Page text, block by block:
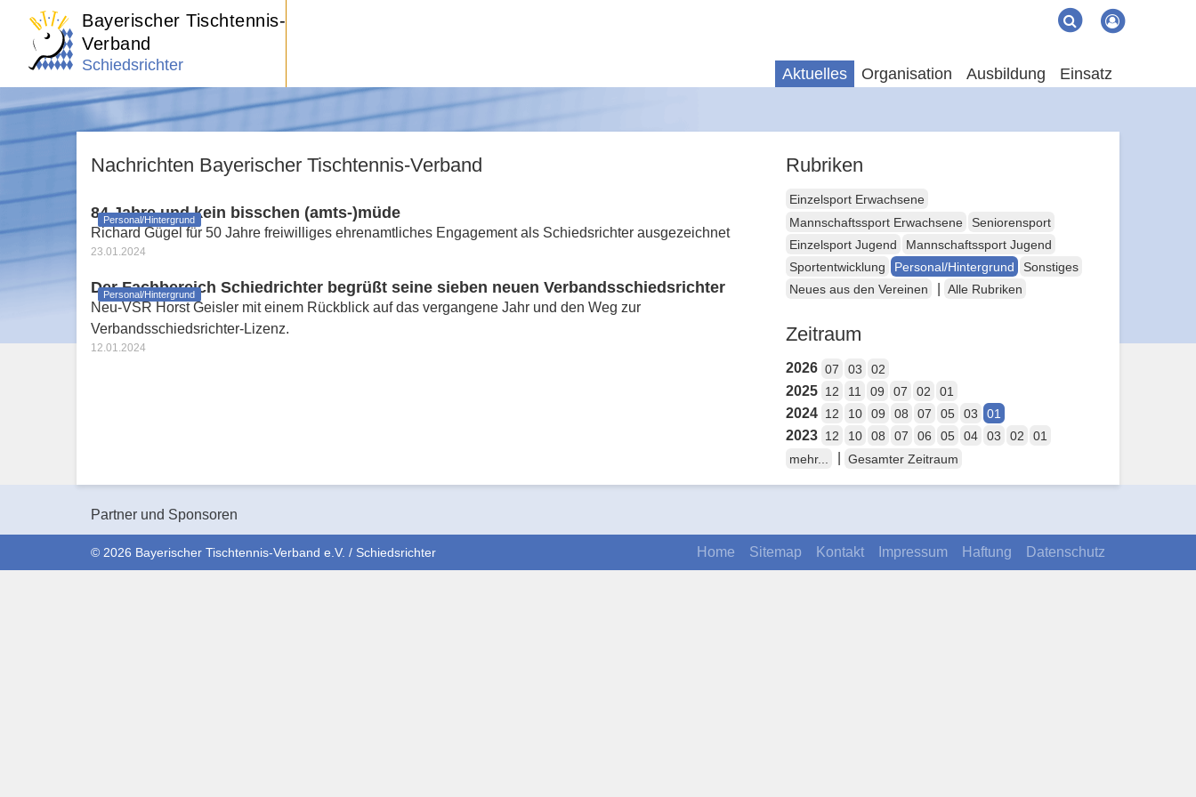
Bayerischer Tischtennis-
Verband
Schiedsrichter
Suche Suchen
Aktuelles Organisation Ausbildung Einsatz
Nachrichten Bayerischer Tischtennis-Verband
Personal/Hintergrund
84 Jahre und kein bisschen (amts-)müde
Richard Gügel für 50 Jahre freiwilliges ehrenamtliches Engagement als Schiedsrichter ausgezeichnet
23.01.2024
Personal/Hintergrund
Der Fachbereich Schiedrichter begrüßt seine sieben neuen Verbandsschiedsrichter
Neu-VSR Horst Geisler mit einem Rückblick auf das vergangene Jahr und den Weg zur
Verbandsschiedsrichter-Lizenz.
12.01.2024
Rubriken
Einzelsport Erwachsene
Mannschaftssport Erwachsene
Seniorensport
Einzelsport Jugend
Mannschaftssport Jugend
Sportentwicklung
Personal/Hintergrund
Sonstiges
Neues aus den Vereinen
Alle Rubriken
Zeitraum
2026 07 03 02
2025 12 11 09 07 02 01
2024 12 10 09 08 07 05 03 01
2023 12 10 08 07 06 05 04 03 02
01
mehr...
Gesamter Zeitraum
Partner und Sponsoren
Home Sitemap Kontakt Impressum Haftung Datenschutz
© 2026 Bayerischer Tischtennis-Verband e.V. / Schiedsrichter